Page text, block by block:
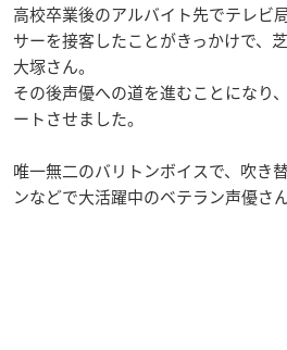
高校卒業後のアルバイト先でテレビ
サーを接客したことがきっかけで、
大塚さん。
その後声優への道を進むことになり
ートさせました。
唯一無二のバリトンボイスで、吹き
ンなどで大活躍中のベテラン声優さ